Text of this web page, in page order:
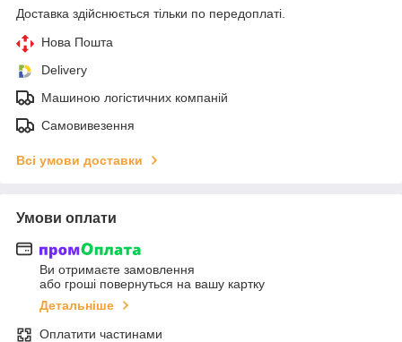
Доставка здійснюється тільки по передоплаті.
Нова Пошта
Delivery
Машиною логістичних компаній
Самовивезення
Всі умови доставки
Умови оплати
Ви отримаєте замовлення
або гроші повернуться на вашу картку
Детальніше
Оплатити частинами